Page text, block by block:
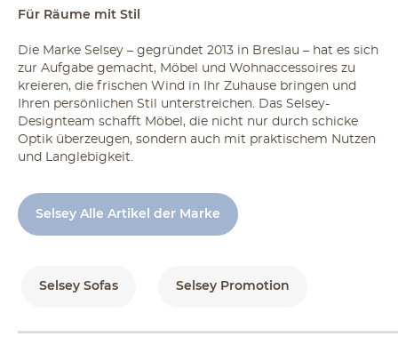
Für Räume mit Stil
Die Marke Selsey – gegründet 2013 in Breslau – hat es sich
zur Aufgabe gemacht, Möbel und Wohnaccessoires zu
kreieren, die frischen Wind in Ihr Zuhause bringen und
Ihren persönlichen Stil unterstreichen. Das Selsey-
Designteam schafft Möbel, die nicht nur durch schicke
Optik überzeugen, sondern auch mit praktischem Nutzen
und Langlebigkeit.
Selsey Alle Artikel der Marke
Selsey Sofas Selsey Promotion